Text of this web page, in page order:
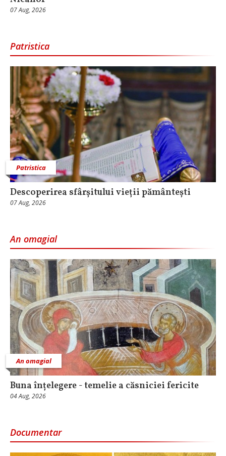
07 Aug, 2026
Patristica
Patristica
Descoperirea sfârșitului vieții pământești
07 Aug, 2026
An omagial
An omagial
Buna înțelegere - temelie a căsniciei fericite
04 Aug, 2026
Documentar